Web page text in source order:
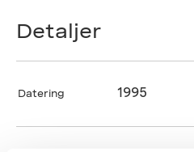
Detaljer
Datering 1995